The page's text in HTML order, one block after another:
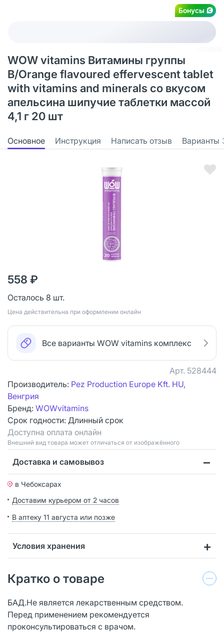
Бонусы
WOW vitamins Витамины группы
B/Orange flavoured effervescent tablet
with vitamins and minerals со вкусом
апельсина шипучие таблетки массой
4,1 г 20 шт
Основное Инструкция Написать отзыв Варианты
558 ₽
Осталось 8 шт.
Цена действительна при оформлении онлайн
Все варианты WOW vitamins комплекс
Арт. 528444
Производитель: Pez Production Europe Kft. HU,
Венгрия
Бренд: WOWvitamins
Срок годности: Длинный срок
Доступна оплата онлайн
Bнешний вид товара может отличаться от изображённого
Доставка и самовывоз
в Чебоксарах
Доставим курьером от 2 часов
В аптеку 11 августа или позже
Условия хранения
Кратко о товаре
БАД.Не является лекарственным средством.
Перед применением рекомендуется
проконсультироваться с врачом.